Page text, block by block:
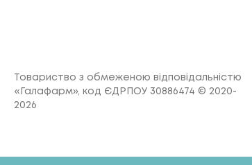
Товариство з обмеженою відповідальністю
«Галафарм», код ЄДРПОУ 30886474 © 2020-
2026